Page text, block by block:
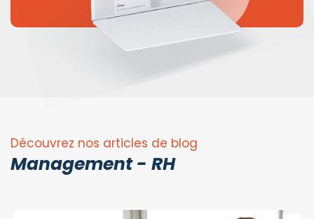
Découvrez nos articles de blog
Management - RH